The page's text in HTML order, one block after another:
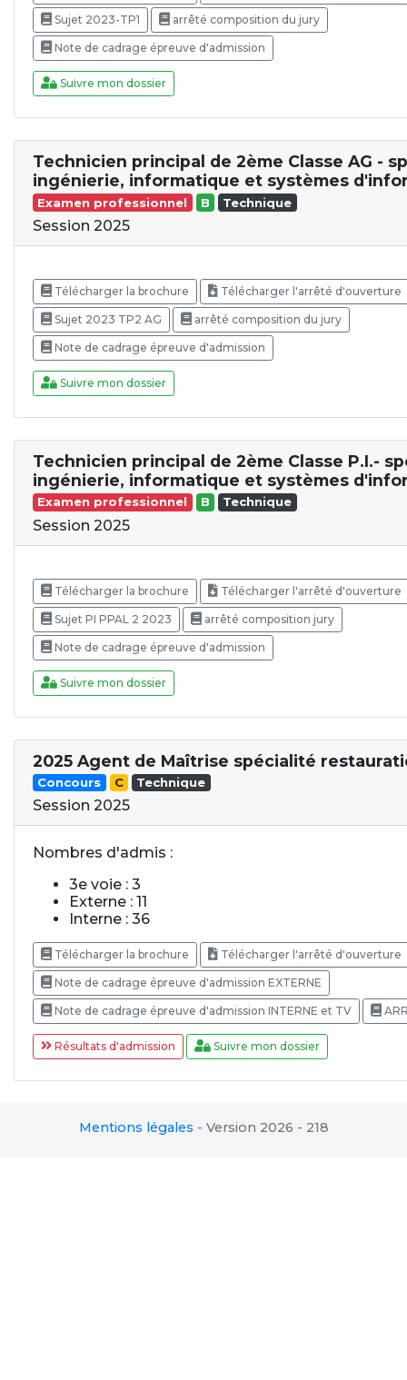
Sujet 2023-TP1 arrêté composition du jury
Note de cadrage épreuve d'admission
Suivre mon dossier
Technicien principal de 2ème Classe AG -
ingénierie, informatique et systèmes
Examen professionnel B Technique
Session 2025
Télécharger la brochure Télécharger l'arrêté d'ouverture
Sujet 2023 TP2 AG arrêté composition du jury
Note de cadrage épreuve d'admission
Suivre mon dossier
Technicien principal de 2ème Classe P.I.-
ingénierie, informatique et systèmes
Examen professionnel B Technique
Session 2025
Télécharger la brochure Télécharger l'arrêté d'ouverture
Sujet PI PPAL 2 2023 arrêté composition jury
Note de cadrage épreuve d'admission
Suivre mon dossier
2025 Agent de Maîtrise spécialité
Concours C Technique
Session 2025
Nombres d'admis :
3e voie : 3
Externe : 11
Interne : 36
Télécharger la brochure Télécharger l'arrêté d'ouverture
Note de cadrage épreuve d'admission EXTERNE
Note de cadrage épreuve d'admission INTERNE et TV
Résultats d'admission Suivre mon dossier
Mentions légales - Version 2026 - 218